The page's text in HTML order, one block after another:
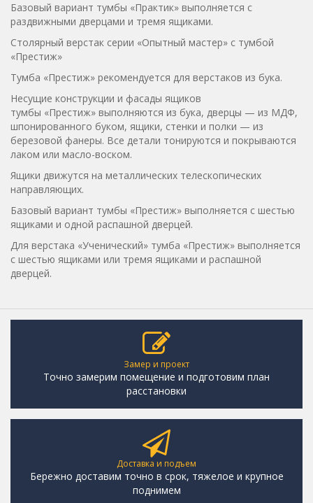
Базовый вариант тумбы «Практик» выполняется с
раздвижными дверцами и тремя ящиками.
Столярный верстак серии «Опытный мастер» с тумбой
«Престиж»
Тумба «Престиж» рекомендуется для верстаков из бука.
Несущие конструкции и фасады ящиков
тумбы «Престиж» выполняются из бука, дверцы — из МДФ,
шпонированного буком, ящики, стенки и полки — из
березовой фанеры. Все детали тонируются и покрываются
лаком или масло-воском.
Ящики движутся на металлических телескопических
направляющих.
Базовый вариант тумбы «Престиж» выполняется с шестью
ящиками и одной распашной дверцей.
Для верстака «Ученический» тумба «Престиж» выполняется
с шестью ящиками или тремя ящиками и распашной
дверцей.
Замер и проект
Точно замерим помещение и подготовим план
расстановки
Доставка и подъем
Бережно доставим точно в срок, тяжелое и крупное
поднимем